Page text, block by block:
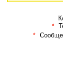
*
*